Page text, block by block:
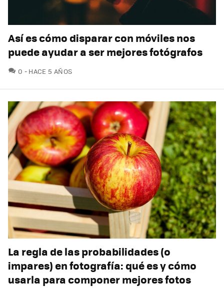
Así es cómo disparar con móviles nos
puede ayudar a ser mejores fotógrafos
0 COMENTARIOS
HACE 5 AÑOS
La regla de las probabilidades (o
impares) en fotografía: qué es y cómo
usarla para componer mejores fotos